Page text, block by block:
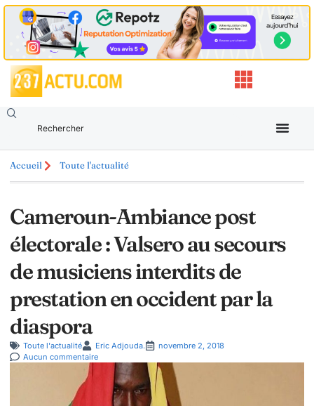
Accueil Toute l'actualité
Cameroun-Ambiance post
électorale : Valsero au secours
de musiciens interdits de
prestation en occident par la
diaspora
Toute l'actualité Eric Adjouda.
novembre 2, 2018
Aucun commentaire